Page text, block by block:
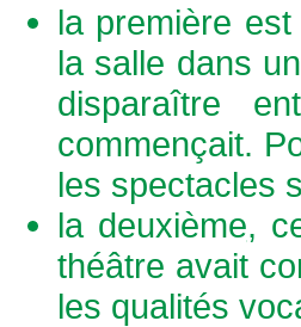
la première
la salle dans
disparaître
commençait.
les spectacles
la deuxième,
théâtre avait
les qualités